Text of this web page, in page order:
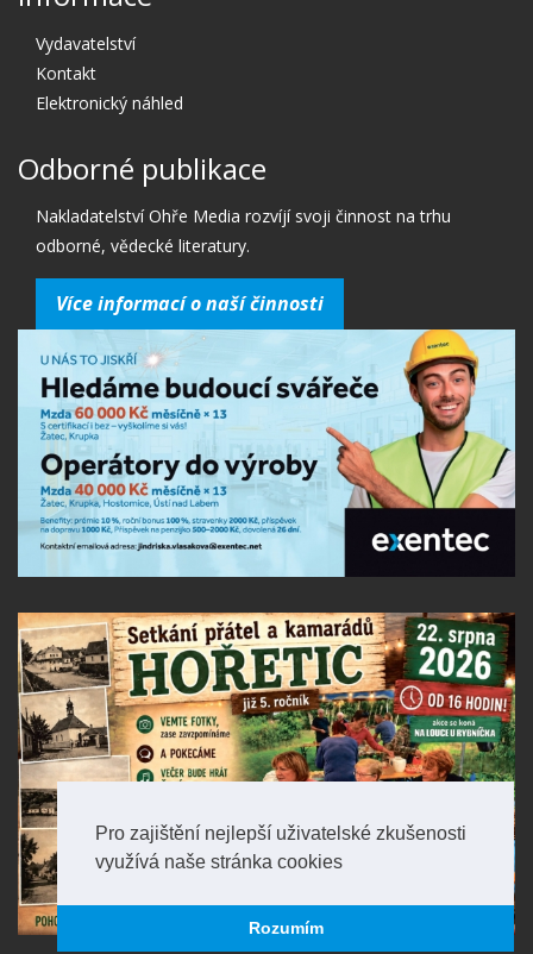
Pro zajištění nejlepší uživatelské zkušenosti
využívá naše stránka cookies
Rozumím
Vydavatelství
Kontakt
Elektronický náhled
Odborné publikace
Nakladatelství Ohře Media rozvíjí svoji činnost na trhu
odborné, vědecké literatury.
Více informací o naší činnosti